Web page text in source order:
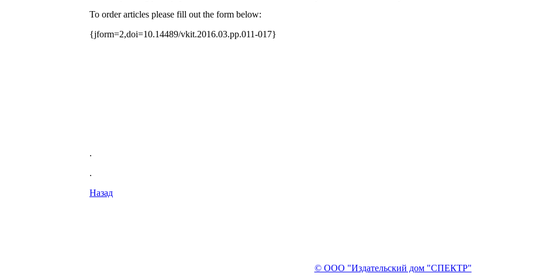
To order articles please fill out the form below:
{jform=2,doi=10.14489/vkit.2016.03.pp.011-017}
.
.
Назад
© ООО "Издательский дом "СПЕКТР"